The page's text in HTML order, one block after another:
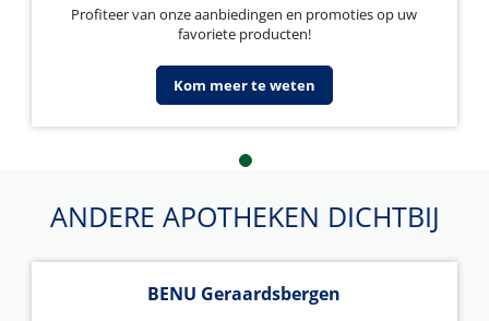
Profiteer van onze aanbiedingen en promoties op uw
favoriete producten!
Kom meer te weten
ANDERE APOTHEKEN DICHTBIJ
BENU Geraardsbergen